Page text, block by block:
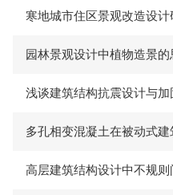
寒地城市住区景观改造设计
园林景观设计中植物造景的
浅谈建筑结构抗震设计与加
多孔相变混凝土在被动式
高层建筑结构设计中不规